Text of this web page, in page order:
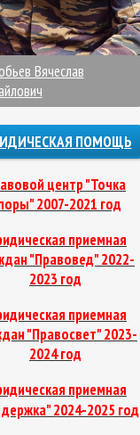
Вячеслав
ПОМОЩЬ
центр "Точка
2007-2021 год
приемная
"Правовед"2022-
2023 год
приемная
"Правосвет"2023-
2024 год
приемная
2024-2025 год